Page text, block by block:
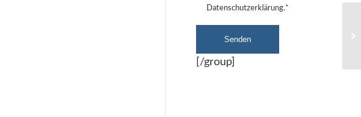
Datenschutzerklärung.*
[/group]